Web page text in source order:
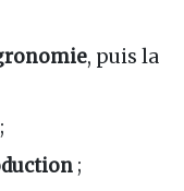
, puis la
;
;